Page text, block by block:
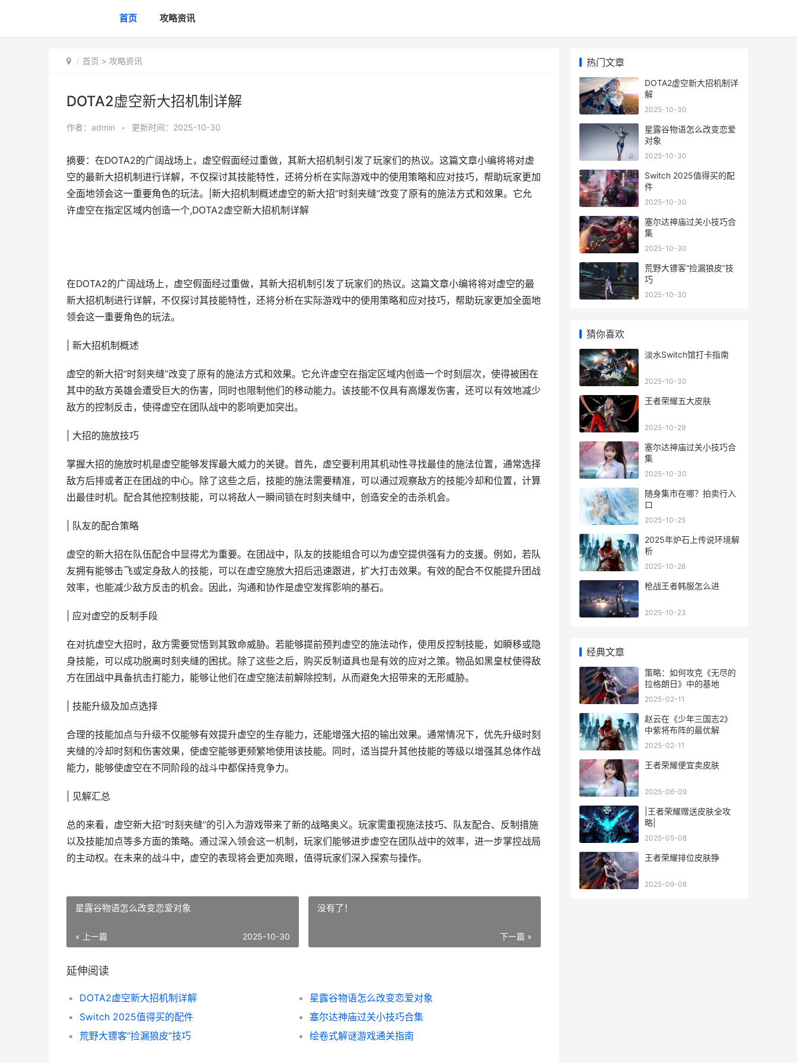
首页 攻略资讯
首页 > 攻略资讯
DOTA2虚空新大招机制详解
作者： admin • 更新时间：2025-10-30
摘要：在DOTA2的广阔战场上，虚空假面经过重做，其新大招机制引发了玩家们的热议。这篇文章小编将将对虚
空的最新大招机制进行详解，不仅探讨其技能特性，还将分析在实际游戏中的使用策略和应对技巧，帮助玩家更加
全面地领会这一重要角色的玩法。|新大招机制概述虚空的新大招“时刻夹缝”改变了原有的施法方式和效果。它允
许虚空在指定区域内创造一个,DOTA2虚空新大招机制详解
在DOTA2的广阔战场上，虚空假面经过重做，其新大招机制引发了玩家们的热议。这篇文章小编将将对虚空的最
新大招机制进行详解，不仅探讨其技能特性，还将分析在实际游戏中的使用策略和应对技巧，帮助玩家更加全面地
领会这一重要角色的玩法。
| 新大招机制概述
虚空的新大招“时刻夹缝”改变了原有的施法方式和效果。它允许虚空在指定区域内创造一个时刻层次，使得被困在
其中的敌方英雄会遭受巨大的伤害，同时也限制他们的移动能力。该技能不仅具有高爆发伤害，还可以有效地减少
敌方的控制反击，使得虚空在团队战中的影响更加突出。
| 大招的施放技巧
掌握大招的施放时机是虚空能够发挥最大威力的关键。首先，虚空要利用其机动性寻找最佳的施法位置，通常选择
敌方后排或者正在团战的中心。除了这些之后，技能的施法需要精准，可以通过观察敌方的技能冷却和位置，计算
出最佳时机。配合其他控制技能，可以将敌人一瞬间锁在时刻夹缝中，创造安全的击杀机会。
| 队友的配合策略
虚空的新大招在队伍配合中显得尤为重要。在团战中，队友的技能组合可以为虚空提供强有力的支援。例如，若队
友拥有能够击飞或定身敌人的技能，可以在虚空施放大招后迅速跟进，扩大打击效果。有效的配合不仅能提升团战
效率，也能减少敌方反击的机会。因此，沟通和协作是虚空发挥影响的基石。
| 应对虚空的反制手段
在对抗虚空大招时，敌方需要觉悟到其致命威胁。若能够提前预判虚空的施法动作，使用反控制技能，如瞬移或隐
身技能，可以成功脱离时刻夹缝的困扰。除了这些之后，购买反制道具也是有效的应对之策。物品如黑皇杖使得敌
方在团战中具备抗击打能力，能够让他们在虚空施法前解除控制，从而避免大招带来的无形威胁。
| 技能升级及加点选择
合理的技能加点与升级不仅能够有效提升虚空的生存能力，还能增强大招的输出效果。通常情况下，优先升级时刻
夹缝的冷却时刻和伤害效果，使虚空能够更频繁地使用该技能。同时，适当提升其他技能的等级以增强其总体作战
能力，能够使虚空在不同阶段的战斗中都保持竞争力。
| 见解汇总
总的来看，虚空新大招“时刻夹缝”的引入为游戏带来了新的战略奥义。玩家需重视施法技巧、队友配合、反制措施
以及技能加点等多方面的策略。通过深入领会这一机制，玩家们能够进步虚空在团队战中的效率，进一步掌控战局
的主动权。在未来的战斗中，虚空的表现将会更加亮眼，值得玩家们深入探索与操作。
星露谷物语怎么改变恋爱对象
« 上一篇 2025-10-30
没有了！
下一篇 »
延伸阅读
DOTA2虚空新大招机制详解
星露谷物语怎么改变恋爱对象
Switch 2025值得买的配件
塞尔达神庙过关小技巧合集
荒野大镖客“捡漏狼皮”技巧
绘卷式解谜游戏通关指南
热门文章
DOTA2虚空新大招机制详
解
2025-10-30
星露谷物语怎么改变恋爱
对象
2025-10-30
Switch 2025值得买的配
件
2025-10-30
塞尔达神庙过关小技巧合
集
2025-10-30
荒野大镖客“捡漏狼皮”技
巧
2025-10-30
猜你喜欢
淡水Switch馆打卡指南
2025-10-30
王者荣耀五大皮肤
2025-10-29
塞尔达神庙过关小技巧合
集
2025-10-30
随身集市在哪？拍卖行入
口
2025-10-25
2025年炉石上传说环境解
析
2025-10-28
枪战王者韩服怎么进
2025-10-23
经典文章
策略：如何攻克《无尽的
拉格朗日》中的基地
2025-02-11
赵云在《少年三国志2》
中紫将布阵的最优解
2025-02-11
王者荣耀便宜卖皮肤
2025-06-09
|王者荣耀赠送皮肤全攻
略|
2025-05-08
王者荣耀排位皮肤狰
2025-09-08